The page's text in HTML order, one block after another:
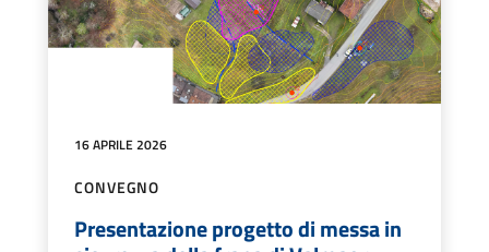
16 APRILE 2026
CONVEGNO
Presentazione progetto di messa in